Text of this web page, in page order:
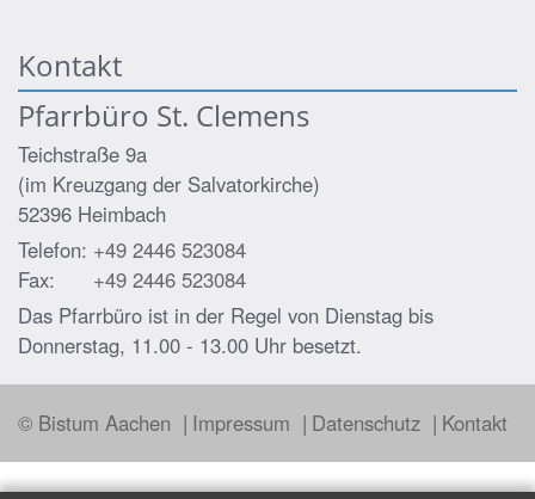
Kontakt
Pfarrbüro St. Clemens
Teichstraße 9a
(im Kreuzgang der Salvatorkirche)
52396 Heimbach
Telefon: +49 2446 523084
Fax:
+49 2446 523084
Das Pfarrbüro ist in der Regel von Dienstag bis
Donnerstag, 11.00 - 13.00 Uhr besetzt.
© Bistum Aachen Impressum Datenschutz Kontakt